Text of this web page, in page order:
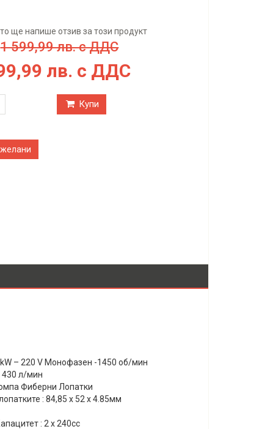
ще напише отзив за този продукт
1 599,99 лв. с ДДС
лв. с ДДС
Купи
– 220 V Монофазен -1450 об/мин
л/мин
Фиберни Лопатки
: 84,85 х 52 х 4.85мм
: 2 х 240сс